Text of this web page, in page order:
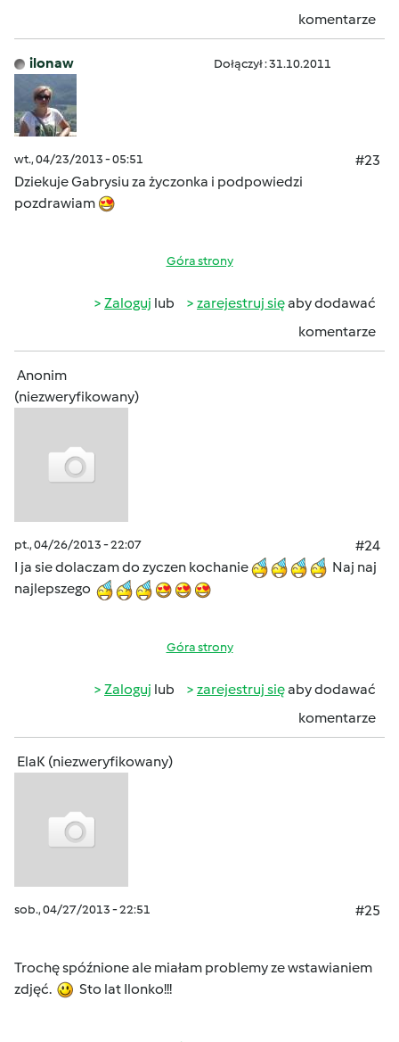
komentarze
ilonaw Dołączył : 31.10.2011
wt., 04/23/2013 - 05:51
#23
Dziekuje Gabrysiu za życzonka i podpowiedzi
pozdrawiam
Góra strony
Zaloguj lub zarejestruj sięaby dodawać
komentarze
Anonim
(niezweryfikowany)
pt., 04/26/2013 - 22:07
#24
I ja sie dolaczam do zyczen kochanie
Naj naj
najlepszego
Góra strony
Zaloguj lub zarejestruj sięaby dodawać
komentarze
ElaK (niezweryfikowany)
sob., 04/27/2013 - 22:51 #25
Trochę spóźnione ale miałam problemy ze wstawianiem
zdjęć.
Sto lat Ilonko!!!